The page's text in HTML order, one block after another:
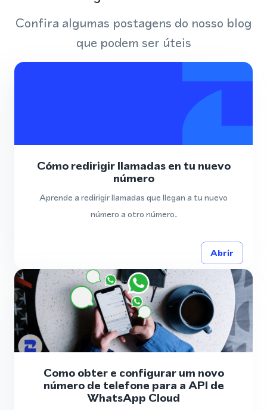
Confira algumas postagens do nosso blog
que podem ser úteis
Cómo redirigir llamadas en tu nuevo
número
Aprende a redirigir llamadas que llegan a tu nuevo
número a otro número.
Abrir
Como obter e configurar um novo
número de telefone para a API de
WhatsApp Cloud